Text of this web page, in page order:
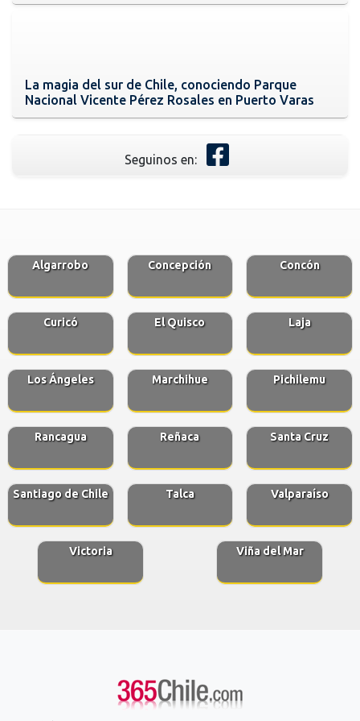
La magia del sur de Chile, conociendo Parque
Nacional Vicente Pérez Rosales en Puerto Varas
Seguinos en:
Algarrobo Concepción Concón
Curicó El Quisco Laja
Los Ángeles Marchihue Pichilemu
Rancagua Reñaca Santa Cruz
Santiago de Chile Talca Valparaíso
Victoria Viña del Mar